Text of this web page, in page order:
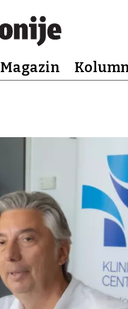
Magazin